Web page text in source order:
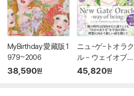
MyBirthday 愛藏版 1
979~2006
38,590원
ニュ-ゲ-トオラク
ル－ウェイオブビ-
イング
45,820원